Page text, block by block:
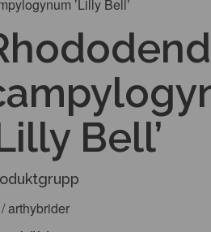
’Lilly Bell’
Bell’
arthybrider